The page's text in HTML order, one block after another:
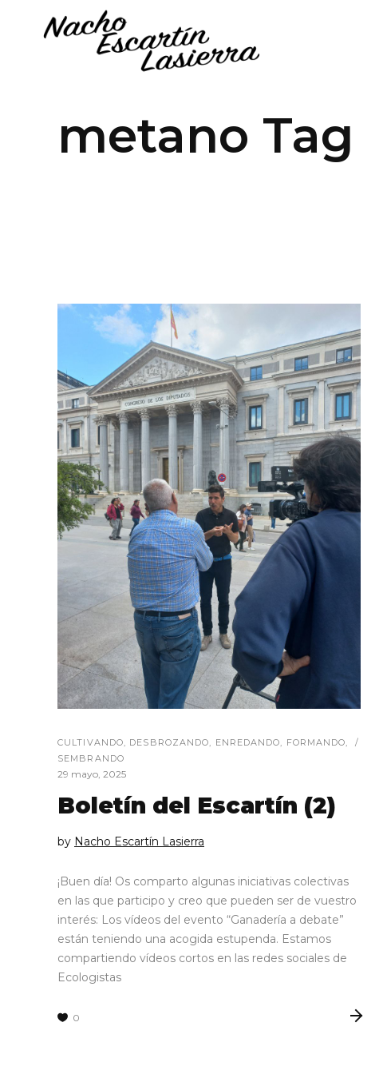
metano Tag
CULTIVANDO DESBROZANDO ENREDANDO FORMANDO
SEMBRANDO
29 mayo, 2025
Boletín del Escartín (2)
by Nacho Escartín Lasierra
¡Buen día! Os comparto algunas iniciativas colectivas
en las que participo y creo que pueden ser de vuestro
interés: Los vídeos del evento “Ganadería a debate”
están teniendo una acogida estupenda. Estamos
compartiendo vídeos cortos en las redes sociales de
Ecologistas
0